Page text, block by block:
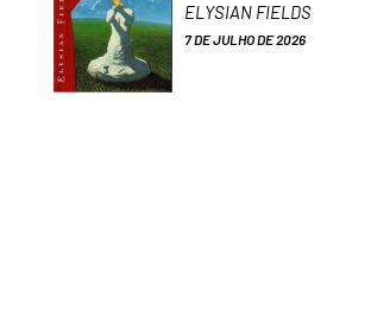
ELYSIAN FIELDS
7 DE JULHO DE 2026